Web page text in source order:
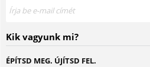
Kik vagyunk mi?
ÉPÍTSD MEG. ÚJÍTSD FEL.